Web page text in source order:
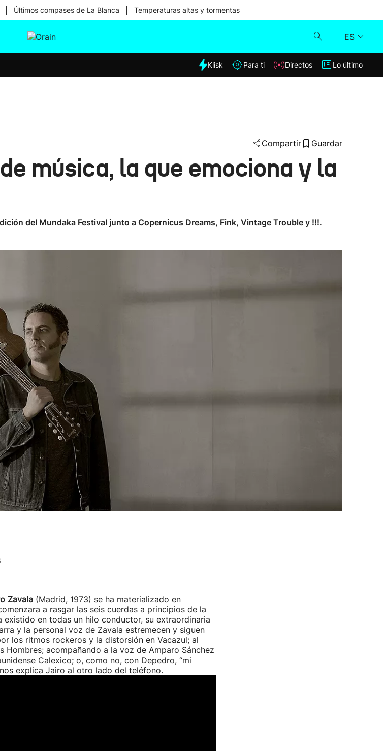
Últimos compases de La Blanca Temperaturas altas y tormentas
ES
Klisk
Lo último
Klisk Para ti Directos Lo último
Compartir Guardar
música, la que emociona y la
del Mundaka Festival junto a Copernicus Dreams, Fink, Vintage Trouble y !!!.
Zavala(Madrid, 1973) se ha materializado en
a rasgar las seis cuerdas a principios de la
existido en todas un hilo conductor, su extraordinaria
y la personal voz de Zavala estremecen y siguen
los ritmos rockeros y la distorsión en Vacazul; al
Hombres; acompañando a la voz de Amparo Sánchez
Calexico; o, como no, con Depedro, “mi
explica Jairo al otro lado del teléfono.